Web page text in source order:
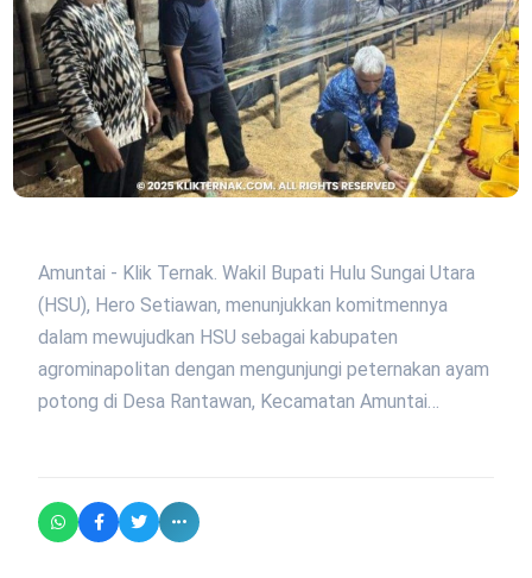
Amuntai - Klik Ternak. Wakil Bupati Hulu Sungai Utara
(HSU), Hero Setiawan, menunjukkan komitmennya
dalam mewujudkan HSU sebagai kabupaten
agrominapolitan dengan mengunjungi peternakan ayam
potong di Desa Rantawan, Kecamatan Amuntai…